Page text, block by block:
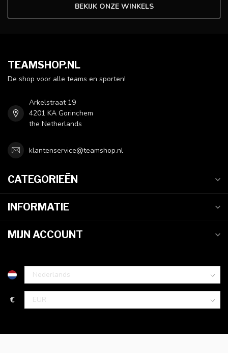
BEKIJK ONZE WINKELS
TEAMSHOP.NL
De shop voor alle teams en sporten!
Arkelstraat 19
4201 KA Gorinchem
the Netherlands
klantenservice@teamshop.nl
CATEGORIEËN
INFORMATIE
MIJN ACCOUNT
€